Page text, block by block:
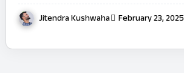
Jitendra Kushwaha February 23, 2025